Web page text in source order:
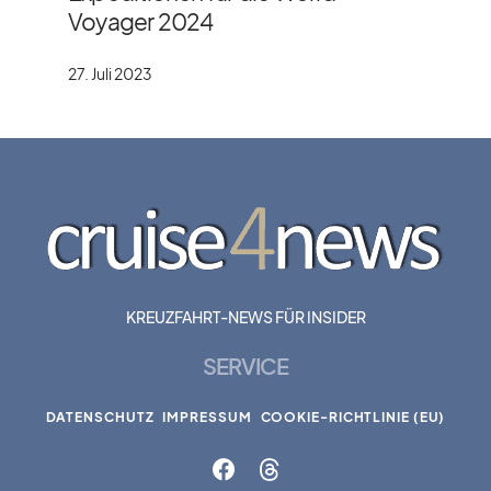
Voyager 2024
27. Juli 2023
KREUZFAHRT-NEWS FÜR INSIDER
SERVICE
DATENSCHUTZ IMPRESSUM COOKIE-RICHTLINIE (EU)